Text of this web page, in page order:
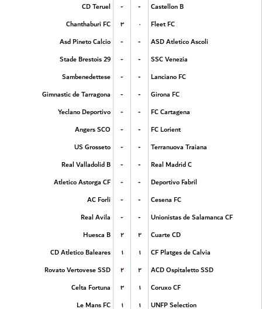
CD Teruel
- -
Castellon B
Chanthaburi FC
۳ ۰
Fleet FC
Asd Pineto Calcio
- -
ASD Atletico Ascoli
Stade Brestois 29
- -
SSC Venezia
Sambenedettese
- -
Lanciano FC
Gimnastic de Tarragona
- -
Girona FC
Yeclano Deportivo
- -
FC Cartagena
Angers SCO
- -
FC Lorient
US Grosseto
- -
Terranuova Traiana
Real Valladolid B
- -
Real Madrid C
Atletico Astorga CF
- -
Deportivo Fabril
AC Forli
- -
Cesena FC
Real Avila
- -
Unionistas de Salamanca CF
Huesca B
۲ ۲
Cuarte CD
CD Atletico Baleares
۱ ۱
CF Platges de Calvia
Rovato Vertovese SSD
۲ ۲
ACD Ospitaletto SSD
Celta Fortuna
۳ ۱
Coruxo CF
Le Mans FC
۱ ۱
UNFP Selection